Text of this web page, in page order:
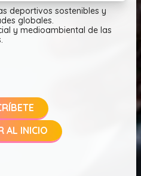
deportivos sostenibles y
globales.
y medioambiental de las
AL INICIO